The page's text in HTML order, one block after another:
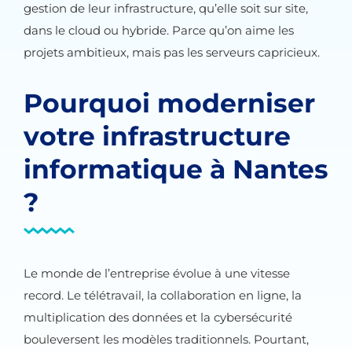
gestion de leur infrastructure, qu’elle soit sur site,
dans le cloud ou hybride. Parce qu’on aime les
projets ambitieux, mais pas les serveurs capricieux.
Pourquoi moderniser
votre infrastructure
informatique à Nantes
?
Le monde de l’entreprise évolue à une vitesse
record. Le télétravail, la collaboration en ligne, la
multiplication des données et la cybersécurité
bouleversent les modèles traditionnels. Pourtant,